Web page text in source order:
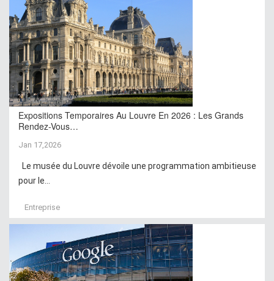
Expositions Temporaires Au Louvre En 2026 : Les Grands
Rendez-Vous…
Jan 17,2026
Le musée du Louvre dévoile une programmation ambitieuse
pour le...
Entreprise